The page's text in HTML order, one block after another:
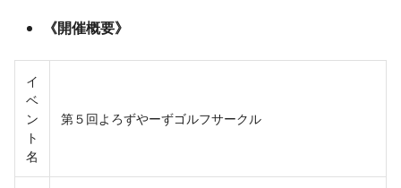
《開催概要》
イ
ベ
ン
ト
名
第５回よろずやーずゴルフサークル